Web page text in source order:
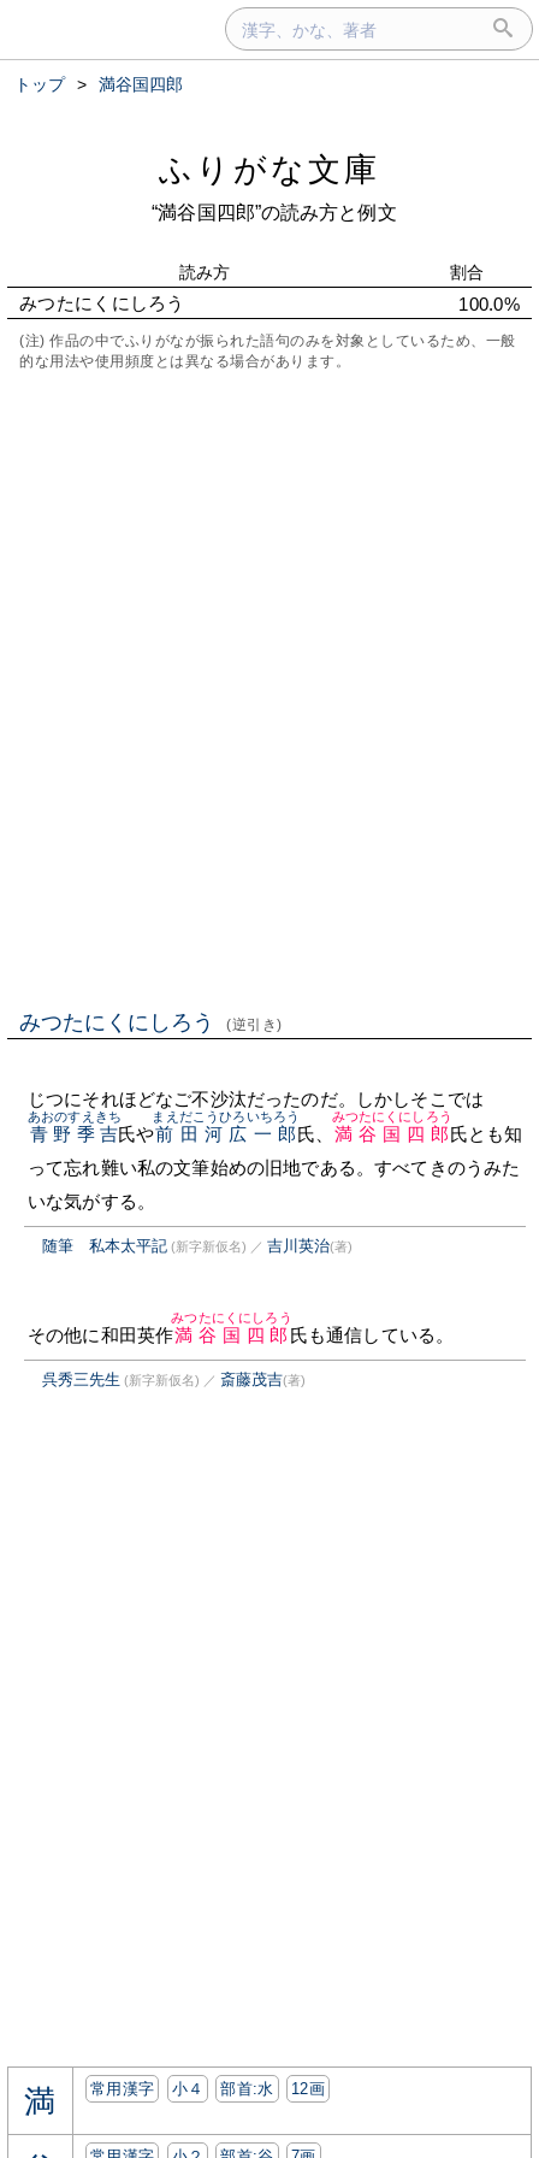
トップ > 満谷国四郎
ふりがな文庫
“満谷国四郎”の読み方と例文
読み方 割合
みつたにくにしろう 100.0%
(注) 作品の中でふりがなが振られた語句のみを対象としているため、一般
的な用法や使用頻度とは異なる場合があります。
みつたにくにしろう (逆引き)
じつにそれほどなご不沙汰だったのだ。しかしそこでは
青野季吉
あおのすえきち
氏や前田河広一郎
まえだこうひろいちろう
氏、 満谷国四郎
みつたにくにしろう
氏とも知
って忘れ難い私の文筆始めの旧地である。すべてきのうみた
いな気がする。
随筆 私本太平記 (新字新仮名) ／ 吉川英治(著)
その他に和田英作満谷国四郎
みつたにくにしろう
氏も通信している。
呉秀三先生 (新字新仮名) ／ 斎藤茂吉(著)
満 常用漢字 小４ 部首:⽔ 12画